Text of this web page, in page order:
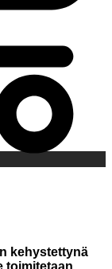
kehystettynä
toimitetaan